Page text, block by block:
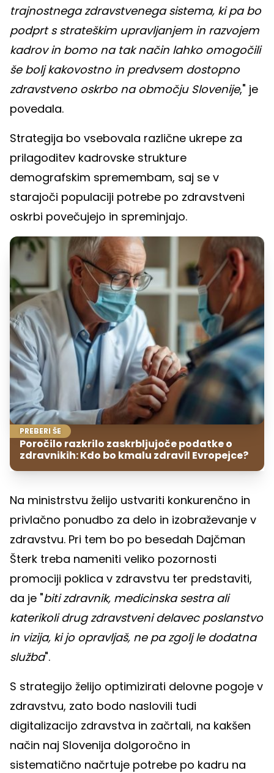
trajnostnega zdravstvenega sistema, ki pa bo
podprt s strateškim upravljanjem in razvojem
kadrov in bomo na tak način lahko omogočili
še bolj kakovostno in predvsem dostopno
zdravstveno oskrbo na območju Slovenije," je
povedala.
Strategija bo vsebovala različne ukrepe za
prilagoditev kadrovske strukture
demografskim spremembam, saj se v
starajoči populaciji potrebe po zdravstveni
oskrbi povečujejo in spreminjajo.
PREBERI ŠE
Poročilo razkrilo zaskrbljujoče podatke o
zdravnikih: Kdo bo kmalu zdravil Evropejce?
Na ministrstvu želijo ustvariti konkurenčno in
privlačno ponudbo za delo in izobraževanje v
zdravstvu. Pri tem bo po besedah Dajčman
Šterk treba nameniti veliko pozornosti
promociji poklica v zdravstvu ter predstaviti,
da je "biti zdravnik, medicinska sestra ali
katerikoli drug zdravstveni delavec poslanstvo
in vizija, ki jo opravljaš, ne pa zgolj le dodatna
služba".
S strategijo želijo optimizirati delovne pogoje v
zdravstvu, zato bodo naslovili tudi
digitalizacijo zdravstva in začrtali, na kakšen
način naj Slovenija dolgoročno in
sistematično načrtuje potrebe po kadru na